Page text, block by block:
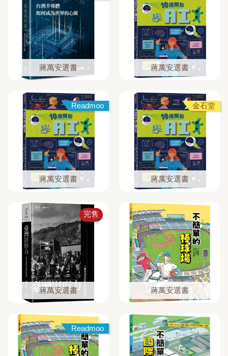
蔣萬安選書 蔣萬安選書
Readmoo
蔣萬安選書
金石堂
蔣萬安選書
完售
蔣萬安選書 蔣萬安選書
Readmoo